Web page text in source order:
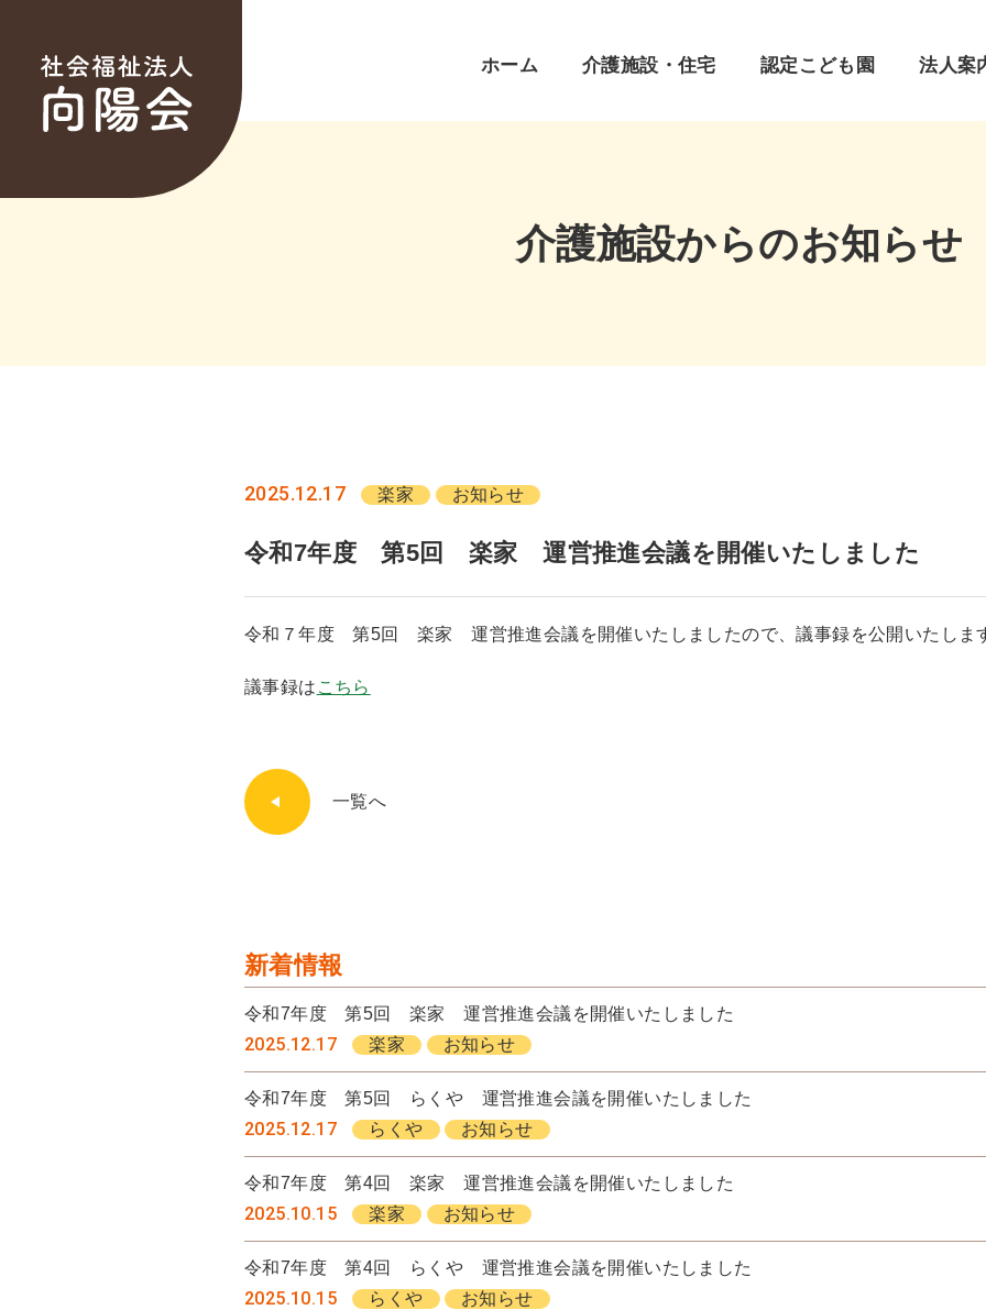
ホーム 介護施設・住宅 認定こども園 法人案
介護施設からのお知らせ
2025.12.17 楽家 お知らせ
令和7年度 第5回 楽家 運営推進会議を開催いたしました
令和７年度 第5回 楽家 運営推進会議を開催いたしましたので、議事録を公開いたしま
議事録は こちら
一覧へ
新着情報
令和7年度 第5回 楽家 運営推進会議を開催いたしました
2025.12.17 楽家 お知らせ
令和7年度 第5回 らくや 運営推進会議を開催いたしました
2025.12.17 らくや お知らせ
令和7年度 第4回 楽家 運営推進会議を開催いたしました
2025.10.15 楽家 お知らせ
令和7年度 第4回 らくや 運営推進会議を開催いたしました
2025.10.15 らくや お知らせ